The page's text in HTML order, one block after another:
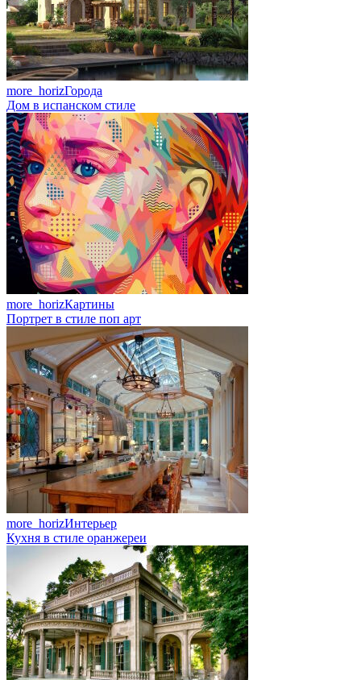
more_horizГорода
Дом в испанском стиле
more_horizКартины
Портрет в стиле поп арт
more_horizИнтерьер
Кухня в стиле оранжереи